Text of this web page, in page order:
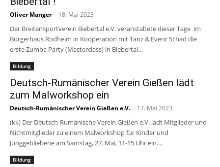
Oliver Manger - 18. Mai 2023
Der Breitensportverein Biebertal e.V. veranstaltete dieser Tage im
Bürgerhaus Rodheim in Kooperation mit Tanz & Event Schad die
erste Zumba Party (Masterclass) in Biebertal...
Bildung
Deutsch-Rumänischer Verein Gießen lädt
zum Malworkshop ein
Deutsch-Rumänischer Verein Gießen e.V. - 17. Mai 2023
(kk) Der Deutsch-Rumänische Verein Gießen e.V. lädt Mitglieder und
Nichtmitglieder zu einem Malworkshop für Kinder und
Junggebliebene am Samstag, 27. Mai, 11-15 Uhr ein....
Bildung